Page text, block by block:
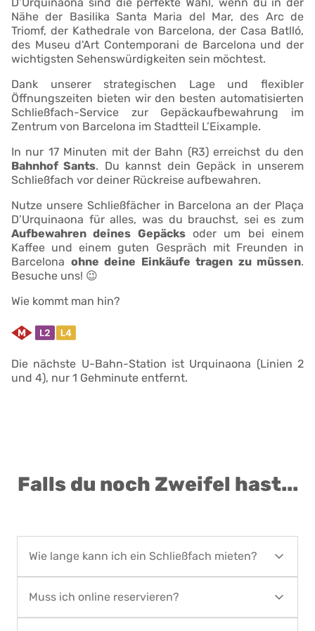
Nähe der Basilika Santa Maria del Mar, des Arc de
Triomf, der Kathedrale von Barcelona, der Casa Batlló,
des Museu d'Art Contemporani de Barcelona und der
wichtigsten Sehenswürdigkeiten sein möchtest.
Dank unserer strategischen Lage und flexibler
Öffnungszeiten bieten wir den besten automatisierten
Schließfach-Service zur Gepäckaufbewahrung im
Zentrum von Barcelona im Stadtteil L’Eixample.
In nur 17 Minuten mit der Bahn (R3) erreichst du den
Bahnhof Sants. Du kannst dein Gepäck in unserem
Schließfach vor deiner Rückreise aufbewahren.
Nutze unsere Schließfächer in Barcelona an der Plaça
D’Urquinaona für alles, was du brauchst, sei es zum
Aufbewahren deines Gepäcksoder um bei einem
Kaffee und einem guten Gespräch mit Freunden in
Barcelona ohne deine Einkäufe tragen zu müssen.
Besuche uns! 😉
Wie kommt man hin?
Die nächste U-Bahn-Station ist Urquinaona (Linien 2
und 4), nur 1 Gehminute entfernt.
Falls du noch Zweifel hast...
Wie lange kann ich ein Schließfach mieten?
und höchstens 90 Kalendertage gemietet
werden. Wenn du ein Schließfach für einen
Muss ich online reservieren?